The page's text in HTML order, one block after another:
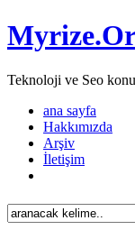
Teknoloji ve Seo
ana sayfa
Hakkımızda
Arşiv
İletişim